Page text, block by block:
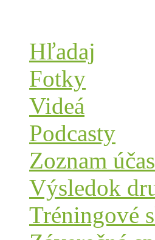
Hľadaj
Fotky
Videá
Podcasty
Zoznam
Výsledok
Tréningové